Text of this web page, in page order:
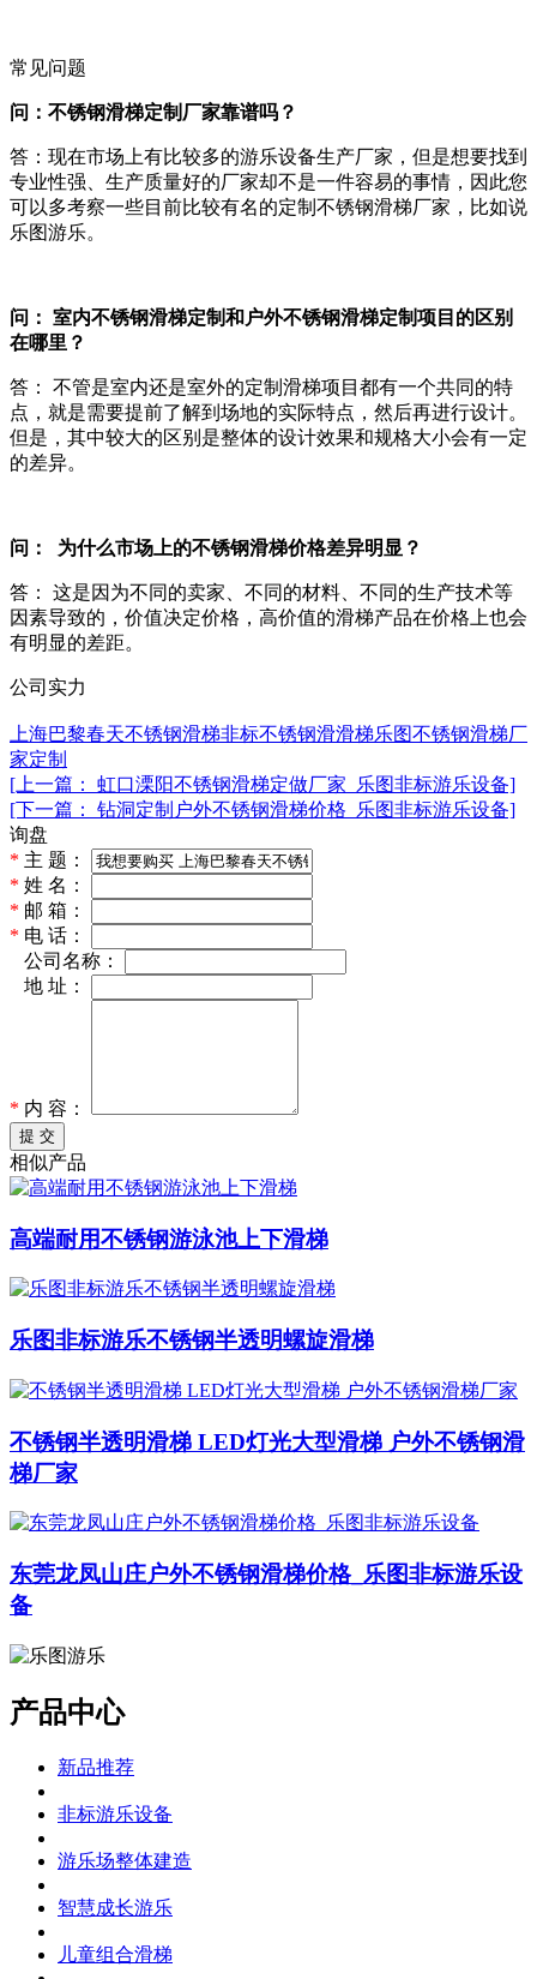
常见问题
问：不锈钢滑梯定制厂家靠谱吗？
答：现在市场上有比较多的游乐设备生产厂家，但是想要找到
专业性强、生产质量好的厂家却不是一件容易的事情，因此您
可以多考察一些目前比较有名的定制不锈钢滑梯厂家，比如说
乐图游乐。
问： 室内不锈钢滑梯定制和户外不锈钢滑梯定制项目的区别
在哪里？
答： 不管是室内还是室外的定制滑梯项目都有一个共同的特
点，就是需要提前了解到场地的实际特点，然后再进行设计。
但是，其中较大的区别是整体的设计效果和规格大小会有一定
的差异。
问： 为什么市场上的不锈钢滑梯价格差异明显？
答： 这是因为不同的卖家、不同的材料、不同的生产技术等
因素导致的，价值决定价格，高价值的滑梯产品在价格上也会
有明显的差距。
公司实力
上海巴黎春天不锈钢滑梯非标不锈钢滑滑梯乐图不锈钢滑梯厂
家定制
[上一篇： 虹口溧阳不锈钢滑梯定做厂家_乐图非标游乐设备]
[下一篇： 钻洞定制户外不锈钢滑梯价格_乐图非标游乐设备]
询盘
* 主 题：
* 姓 名：
* 邮 箱：
* 电 话：
公司名称：
地 址：
* 内 容：
提 交
相似产品
高端耐用不锈钢游泳池上下滑梯
乐图非标游乐不锈钢半透明螺旋滑梯
不锈钢半透明滑梯 LED灯光大型滑梯 户外不锈钢滑
梯厂家
东莞龙凤山庄户外不锈钢滑梯价格_乐图非标游乐设
备
产品中心
新品推荐
非标游乐设备
游乐场整体建造
智慧成长游乐
儿童组合滑梯